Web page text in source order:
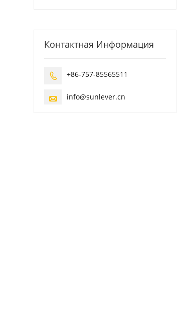
Контактная Информация
 +86-757-85565511
 info@sunlever.cn